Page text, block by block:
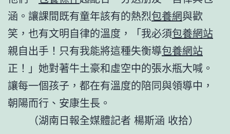
涵。讓課間既有童年該有的熱烈包養網與歡
笑，也有文明自律的溫度，「我必須包養網站
親自出手！只有我能將這種失衡導包養網站
正！」她對著牛土豪和虛空中的張水瓶大喊。
讓每一個孩子，都在有溫度的陪同與領導中，
朝陽而行、安康生長。
（湖南日報全媒體記者 楊斯涵 收拾）